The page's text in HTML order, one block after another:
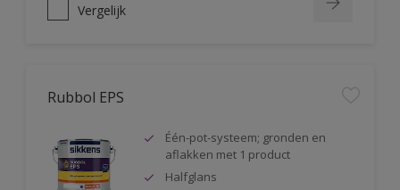
Vergelijk
Rubbol EPS
Één-pot-systeem; gronden en
aflakken met 1 product
Halfglans